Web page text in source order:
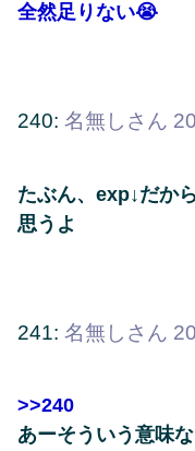
全然足りない😭
240: 名無しさん
たぶん、exp↓だか
思うよ
241: 名無しさん
>>240
あーそういう意味